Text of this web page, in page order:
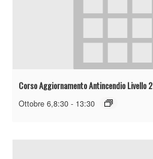
Corso Aggiornamento Antincendio Livello 2
Ottobre 6,8:30 - 13:30